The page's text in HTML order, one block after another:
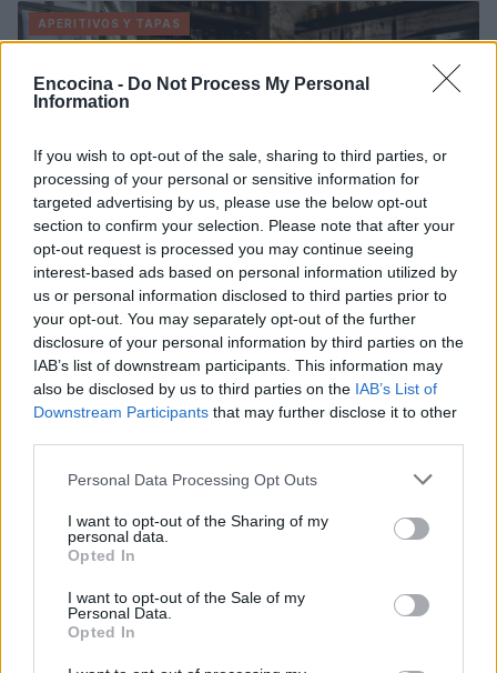
Encocina - Do Not Process My Personal
Information
If you wish to opt-out of the sale, sharing to third parties, or
processing of your personal or sensitive information for
targeted advertising by us, please use the below opt-out
section to confirm your selection. Please note that after your
opt-out request is processed you may continue seeing
interest-based ads based on personal information utilized by
us or personal information disclosed to third parties prior to
your opt-out. You may separately opt-out of the further
disclosure of your personal information by third parties on the
IAB’s list of downstream participants. This information may
also be disclosed by us to third parties on the IAB’s List of
Downstream Participants that may further disclose it to other
Please note that this website/app uses one or more Google
not limited to your visit or usage behaviour. You may click to
grant or deny consent to Google and its third-party tags to
use your data for below specified purposes in below Google
consent section.
Personal Data Processing Opt Outs
I want to opt-out of the Sharing of my
personal data.
Opted In
I want to opt-out of the Sale of my
Personal Data.
Opted In
APERITIVOS Y TAPAS
Ideas creativas de tapas para acompañar vermut y
bebidas sin alcohol
Andrés Navarro · 6 Ago 2026